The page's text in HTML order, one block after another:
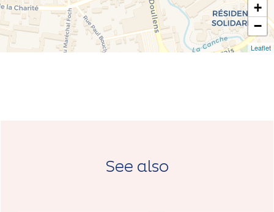
+
−
Leaflet
See also